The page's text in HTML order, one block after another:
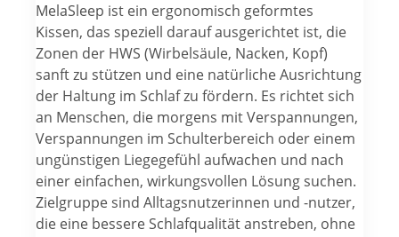
MelaSleep ist ein ergonomisch geformtes
Kissen, das speziell darauf ausgerichtet ist, die
Zonen der HWS (Wirbelsäule, Nacken, Kopf)
sanft zu stützen und eine natürliche Ausrichtung
der Haltung im Schlaf zu fördern. Es richtet sich
an Menschen, die morgens mit Verspannungen,
Verspannungen im Schulterbereich oder einem
ungünstigen Liegegefühl aufwachen und nach
einer einfachen, wirkungsvollen Lösung suchen.
Zielgruppe sind Alltagsnutzerinnen und -nutzer,
die eine bessere Schlafqualität anstreben, ohne